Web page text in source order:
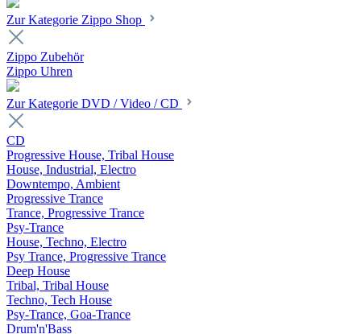
Zur Kategorie Zippo Shop
Zippo Zubehör
Zippo Uhren
Zur Kategorie DVD / Video / CD
CD
Progressive House, Tribal House
House, Industrial, Electro
Downtempo, Ambient
Progressive Trance
Trance, Progressive Trance
Psy-Trance
House, Techno, Electro
Psy Trance, Progressive Trance
Deep House
Tribal, Tribal House
Techno, Tech House
Psy-Trance, Goa-Trance
Drum'n'Bass